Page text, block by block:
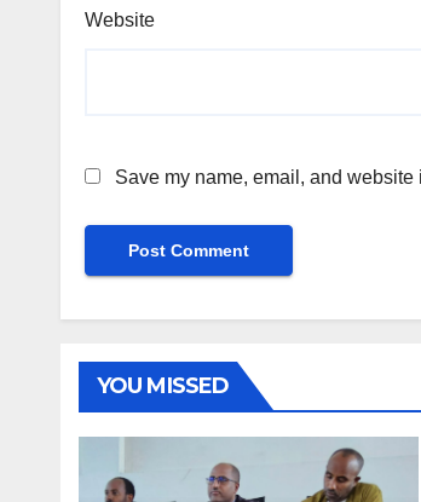
Website
Save my name, email, and
YOU MISSED